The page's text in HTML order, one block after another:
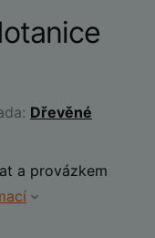
Dřevěné
a provázkem